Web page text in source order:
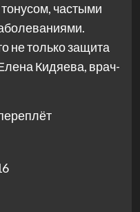
частыми
не только защита
Кидяева, врач-